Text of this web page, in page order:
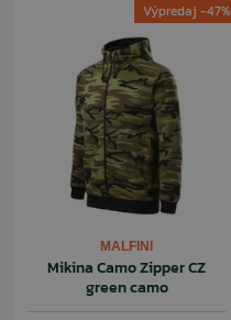
Výpredaj -47%
MALFINI
Mikina Camo Zipper CZ
green camo